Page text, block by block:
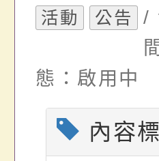
活動 公告
/
態：啟用中
內容